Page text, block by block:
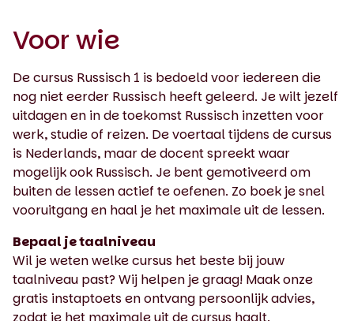
Voor wie
De cursus Russisch 1 is bedoeld voor iedereen die
nog niet eerder Russisch heeft geleerd. Je wilt jezelf
uitdagen en in de toekomst Russisch inzetten voor
werk, studie of reizen. De voertaal tijdens de cursus
is Nederlands, maar de docent spreekt waar
mogelijk ook Russisch. Je bent gemotiveerd om
buiten de lessen actief te oefenen. Zo boek je snel
vooruitgang en haal je het maximale uit de lessen.
Bepaal je taalniveau
Wil je weten welke cursus het beste bij jouw
taalniveau past? Wij helpen je graag! Maak onze
gratis instaptoets en ontvang persoonlijk advies,
zodat je het maximale uit de cursus haalt.